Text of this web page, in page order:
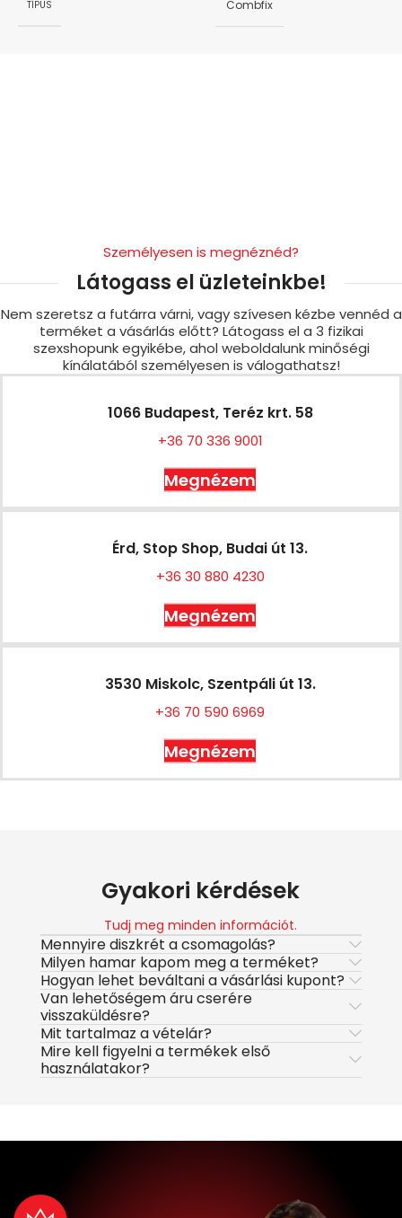
TÍPUS Combfix
Személyesen is megnéznéd?
Látogass el üzleteinkbe!
Nem szeretsz a futárra várni, vagy szívesen kézbe vennéd a
terméket a vásárlás előtt? Látogass el a 3 fizikai
szexshopunk egyikébe, ahol weboldalunk minőségi
kínálatából személyesen is válogathatsz!
1066 Budapest, Teréz krt. 58
+36 70 336 9001
Megnézem
Érd, Stop Shop, Budai út 13.
+36 30 880 4230
Megnézem
3530 Miskolc, Szentpáli út 13.
+36 70 590 6969
Megnézem
Gyakori kérdések
Tudj meg minden információt.
Mennyire diszkrét a csomagolás?
Milyen hamar kapom meg a terméket?
Hogyan lehet beváltani a vásárlási kupont?
Van lehetőségem áru cserére
visszaküldésre?
Mit tartalmaz a vételár?
Mire kell figyelni a termékek első
használatakor?